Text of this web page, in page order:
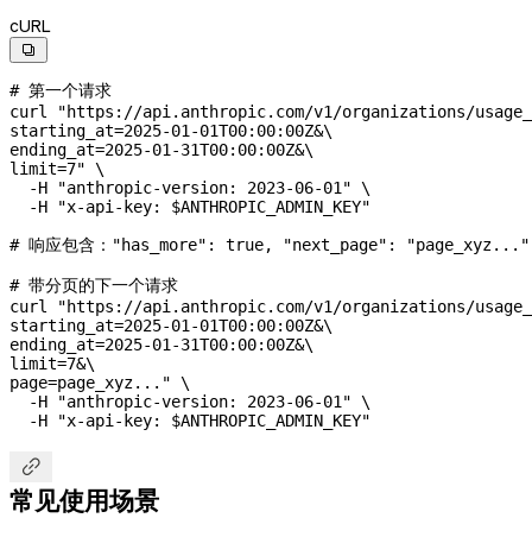
cURL

# 第一个请求
curl "https://api.anthropic.com/v1/organizations/
starting_at=2025-01-01T00:00:00Z&\
ending_at=2025-01-31T00:00:00Z&\
limit=7" \
  -H
"anthropic-version: 2023-06-01" \
  -H
"x-api-key: $ANTHROPIC_ADMIN_KEY"
# 响应包含："has_more": true, "next_page": "page_xyz..."
# 带分页的下一个请求
curl "https://api.anthropic.com/v1/organizations/
starting_at=2025-01-01T00:00:00Z&\
ending_at=2025-01-31T00:00:00Z&\
limit=7&\
page=page_xyz..." \
  -H
"anthropic-version: 2023-06-01" \
  -H
"x-api-key: $ANTHROPIC_ADMIN_KEY"

常见使用场景